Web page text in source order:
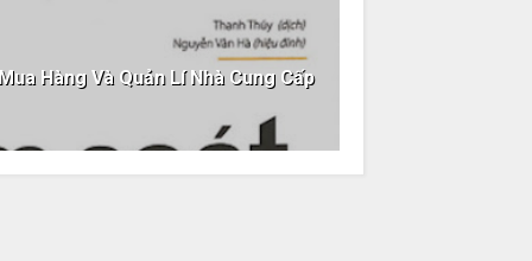
Hàng Và Quản Lí Nhà Cung Cấp